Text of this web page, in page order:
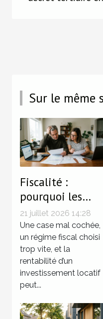
Sur le même
Fiscalité :
pourquoi les
petites erreurs
coûtent cher aux
propriétaires-
bailleurs
21 juillet 2026 14:28
Une case mal cochée,
un régime fiscal choisi
trop vite, et la
rentabilité d’un
investissement locatif
peut...